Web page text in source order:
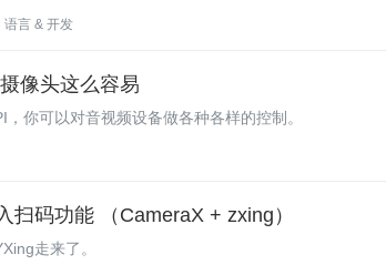
。
语言 & 开发
像头这么容易
你可以对音视频设备做各种各样的控制。
扫码功能 （CameraX + zxing）
走来了。